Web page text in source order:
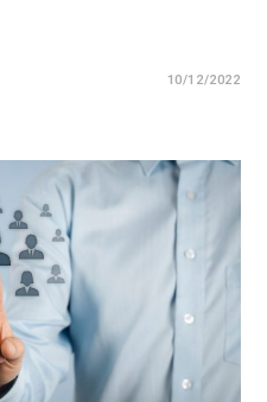
10/12/2022